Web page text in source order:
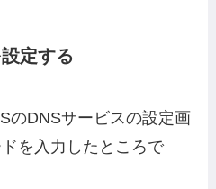
定する
のDNSサービスの設定画
を入力したところで